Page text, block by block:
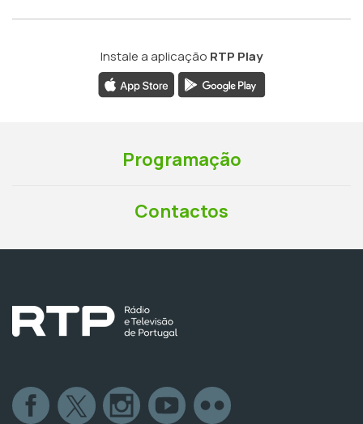
Instale a aplicação RTP Play
Programação
Contactos